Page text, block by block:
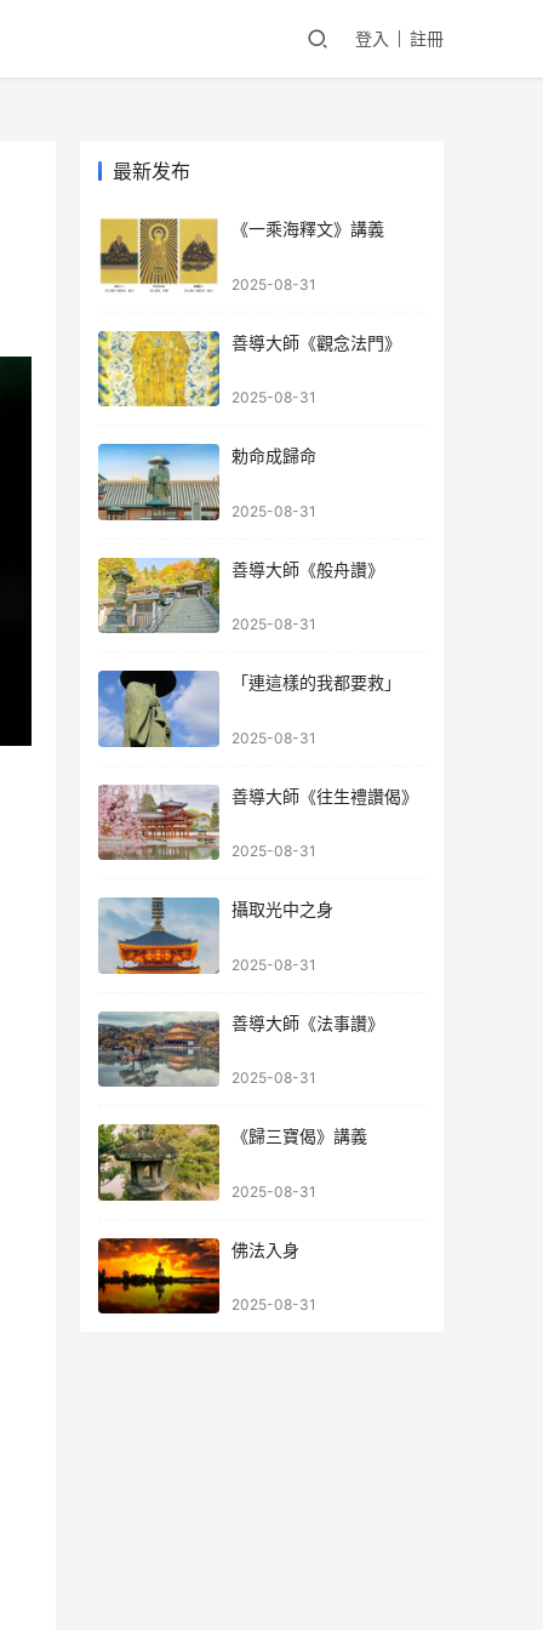
登入 註冊
最新发布
《一乘海釋文》講義
2025-08-31
善導大師《觀念法門》
2025-08-31
勅命成歸命
2025-08-31
善導大師《般舟讚》
2025-08-31
「連這樣的我都要救」
2025-08-31
善導大師《往生禮讚偈》
2025-08-31
攝取光中之身
2025-08-31
善導大師《法事讚》
2025-08-31
《歸三寶偈》講義
2025-08-31
佛法入身
2025-08-31